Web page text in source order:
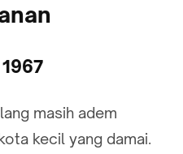
masih adem
kecil yang damai.